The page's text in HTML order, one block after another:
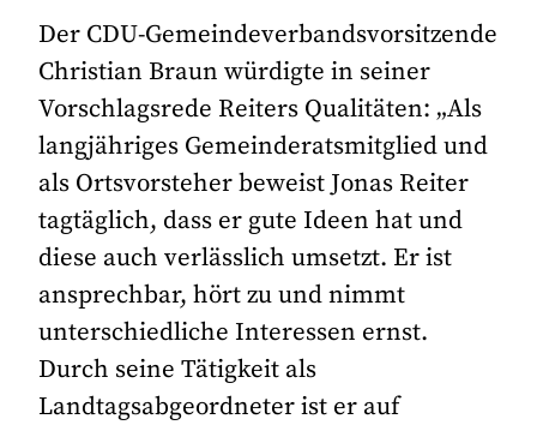
Der CDU-Gemeindeverbandsvorsitzende
Christian Braun würdigte in seiner
Vorschlagsrede Reiters Qualitäten: „Als
langjähriges Gemeinderatsmitglied und
als Ortsvorsteher beweist Jonas Reiter
tagtäglich, dass er gute Ideen hat und
diese auch verlässlich umsetzt. Er ist
ansprechbar, hört zu und nimmt
unterschiedliche Interessen ernst.
Durch seine Tätigkeit als
Landtagsabgeordneter ist er auf